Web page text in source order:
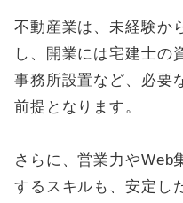
不動産業は、未経験か
し、開業には宅建士の
事務所設置など、必要
前提となります。
さらに、営業力やWeb
するスキルも、安定し